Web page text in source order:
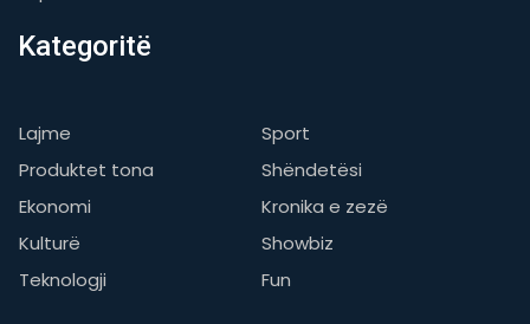
Kategoritë
Lajme
Sport
Produktet tona
Shëndetësi
Ekonomi
Kronika e zezë
Kulturë
Showbiz
Teknologji
Fun